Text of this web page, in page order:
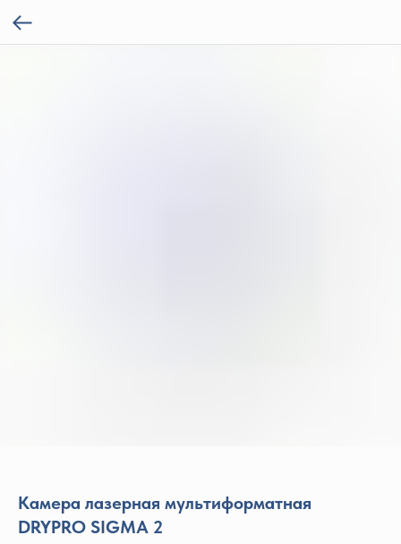
Камера лазерная мультиформатная
DRYPRO SIGMA 2